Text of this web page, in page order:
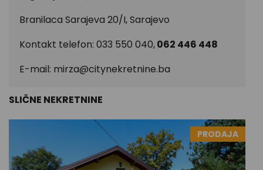
Branilaca Sarajeva 20/I, Sarajevo
Kontakt telefon: 033 550 040,062 446 448
E-mail: mirza@citynekretnine.ba
SLIČNE NEKRETNINE
PRODAJA